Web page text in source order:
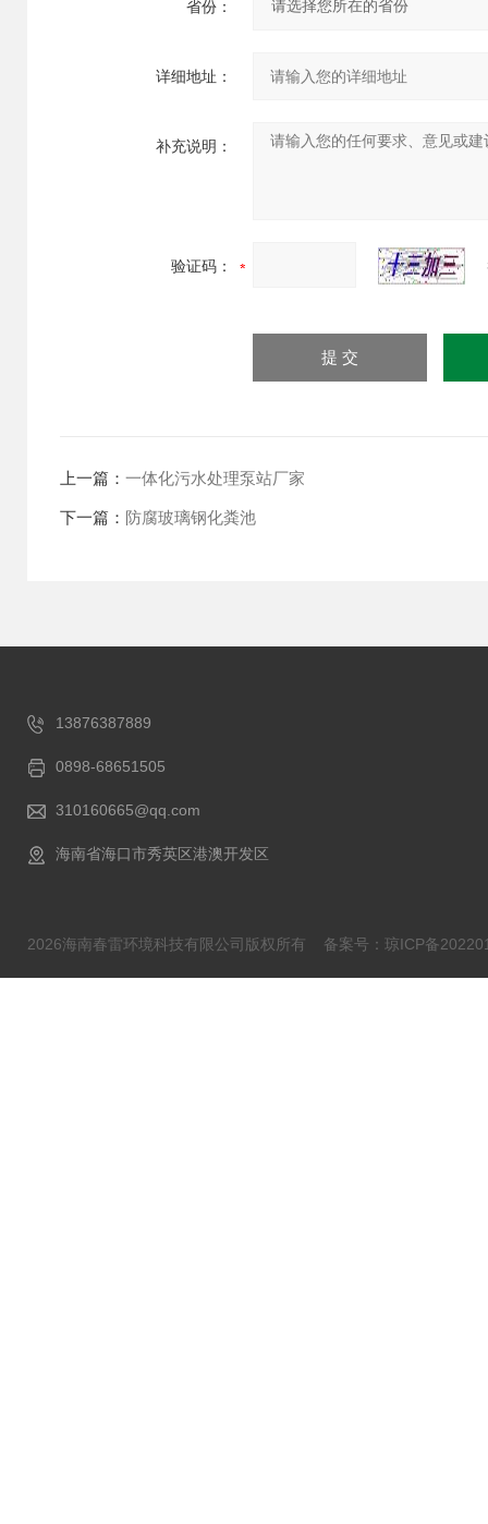
省份：
详细地址：
补充说明：
验证码：
上一篇： 一体化污水处理泵站厂家
下一篇： 防腐玻璃钢化粪池
13876387889
0898-68651505
310160665@qq.com
海南省海口市秀英区港澳开发区
2026海南春雷环境科技有限公司版权所有 备案号：琼ICP备